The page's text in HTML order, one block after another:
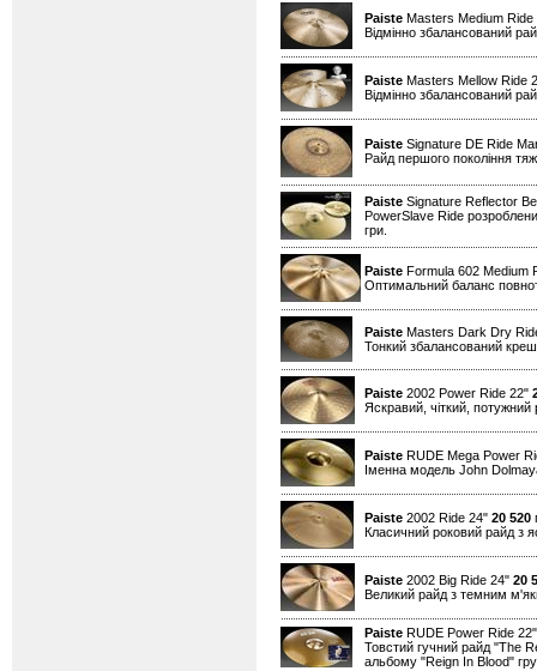
Paiste Masters Medium
Відмінно збалансований
Paiste Masters Mellow Ride
Відмінно збалансований
Paiste Signature DE Ride
Райд першого покоління
Paiste Signature Reflector
PowerSlave Ride
гри.
Paiste Formula 602 Medium
Оптимальний баланс
Paiste Masters Dark Dry
Тонкий збалансований креш
Paiste 2002 Power Ride 22"
Яскравий, чіткий, потужний
Paiste RUDE Mega Power
Іменна модель John
Paiste 2002 Ride 24" 20 520
Класичний роковий райд з
Paiste 2002 Big Ride 24" 20
Великий райд з темним
Paiste RUDE Power Ride
Товстий гучний райд "The
альбому "Reign In Blood"